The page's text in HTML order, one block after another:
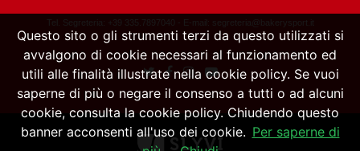
Tel. Segreteria: +39 335.7897040 - E-mail: segreteria@bakerysport.it
Questo sito o gli strumenti terzi da questo utilizzati si
avvalgono di cookie necessari al funzionamento ed
utili alle finalità illustrate nella cookie policy. Se vuoi
saperne di più o negare il consenso a tutti o ad alcuni
cookie, consulta la cookie policy. Chiudendo questo
banner acconsenti all'uso dei cookie. Per saperne di